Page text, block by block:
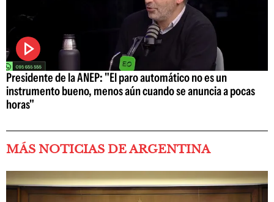
Presidente de la ANEP: "El paro automático no es un
instrumento bueno, menos aún cuando se anuncia a pocas
horas"
MÁS NOTICIAS DE ARGENTINA